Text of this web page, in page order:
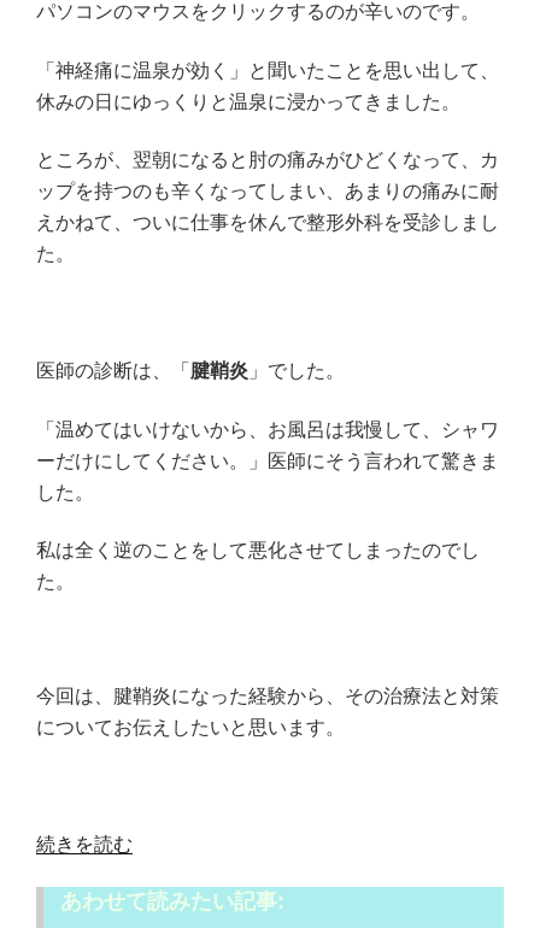
パソコンのマウスをクリックするのが辛いのです。
「神経痛に温泉が効く」と聞いたことを思い出して、
休みの日にゆっくりと温泉に浸かってきました。
ところが、翌朝になると肘の痛みがひどくなって、カ
ップを持つのも辛くなってしまい、あまりの痛みに耐
えかねて、ついに仕事を休んで整形外科を受診しまし
た。
医師の診断は、「 腱鞘炎 」でした。
「温めてはいけないから、お風呂は我慢して、シャワ
ーだけにしてください。」医師にそう言われて驚きま
した。
私は全く逆のことをして悪化させてしまったのでし
た。
今回は、腱鞘炎になった経験から、その治療法と対策
についてお伝えしたいと思います。
“肘
続きを読む
あわせて読みたい記事: